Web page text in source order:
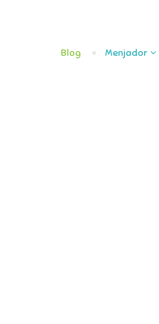
Blog Menjador